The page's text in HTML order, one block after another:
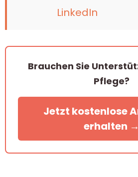
LinkedIn
Brauchen Sie
Pflege?
Jetzt kostenlose
erhalten →